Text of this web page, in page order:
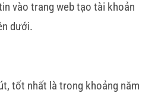
vào trang web tạo tài khoản
dưới.
tốt nhất là trong khoảng năm